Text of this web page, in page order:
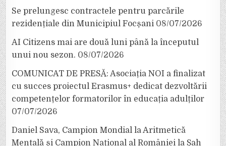
Se prelungesc contractele pentru parcările
rezidențiale din Municipiul Focșani 08/07/2026
AI Citizens mai are două luni până la începutul
unui nou sezon. 08/07/2026
COMUNICAT DE PRESĂ: Asociația NOI a finalizat
cu succes proiectul Erasmus+ dedicat dezvoltării
competențelor formatorilor în educația adulților
07/07/2026
Daniel Sava, Campion Mondial la Aritmetică
Mentală și Campion Național al României la Șah